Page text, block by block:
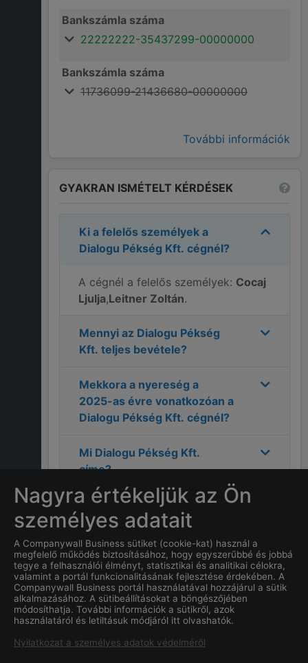
Bankszámla száma
22222222-35437299-00000000
Bankszámla száma
11736099-21436680-00000000
További információk
GYAKRAN ISMÉTELT KÉRDÉSEK
Ki a felelős személyek a
Dialogu Pékség Kft. cégnél?
A cégnél a felelős személyek: Cocaj
Ljulja,Leitner Zoltán.
Mennyi az Dialogu Pékség
Kft. teljes bevétele?
Mekkora a nyereség a
2025-as évre vonatkozóan a
Dialogu Pékség Kft. cégnél?
Mi Dialogu Pékség Kft.
címe?
Melyek aDialogu Pékség
Kft.elérhetőségei?
Hány alkalmazottja van a
Dialogu Pékség Kft.cégnek?
Mi aDialogu Pékség Kft. cég
alapításának dátuma?
Nagyra értékeljük az Ön
személyes adatait
A Companywall Business sütiket (cookie-kat) használ a
megfelelő működés biztosításához, hogy egyszerűbbé és jobbá
tegye a felhasználói élményt, statisztikai és analitikai célokra,
valamint a portál funkcionalitásának fejlesztése érdekében. A
Companywall Business portál használatával hozzájárul a sütik
alkalmazásához. A sütibeállításokat a böngészőjében
módosíthatja. További információk a sütikről, azok
használatáról és letiltásuk módjáról itt olvashatók.
Nyilatkozat a személyes adatok védelméről